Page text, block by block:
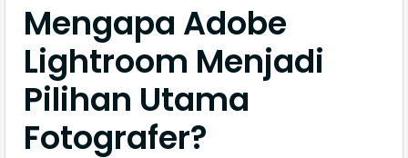
Mengapa Adobe
Lightroom Menjadi
Pilihan Utama
Fotografer?